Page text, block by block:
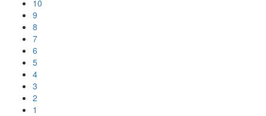
10
9
8
7
6
5
4
3
2
1